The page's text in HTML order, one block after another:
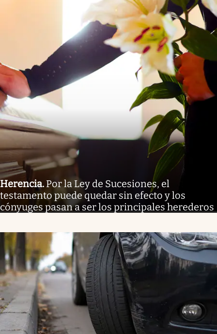
Herencia. Por la Ley de Sucesiones, el
testamento puede quedar sin efecto y los
cónyuges pasan a ser los principales herederos